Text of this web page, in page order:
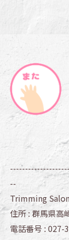
--
Trimming
住所 :群馬県高
電話番号 : 027-